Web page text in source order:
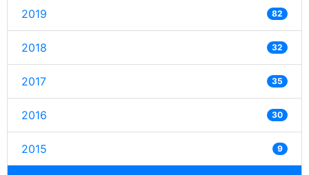
2019 82
2018 32
2017 35
2016 30
2015 9